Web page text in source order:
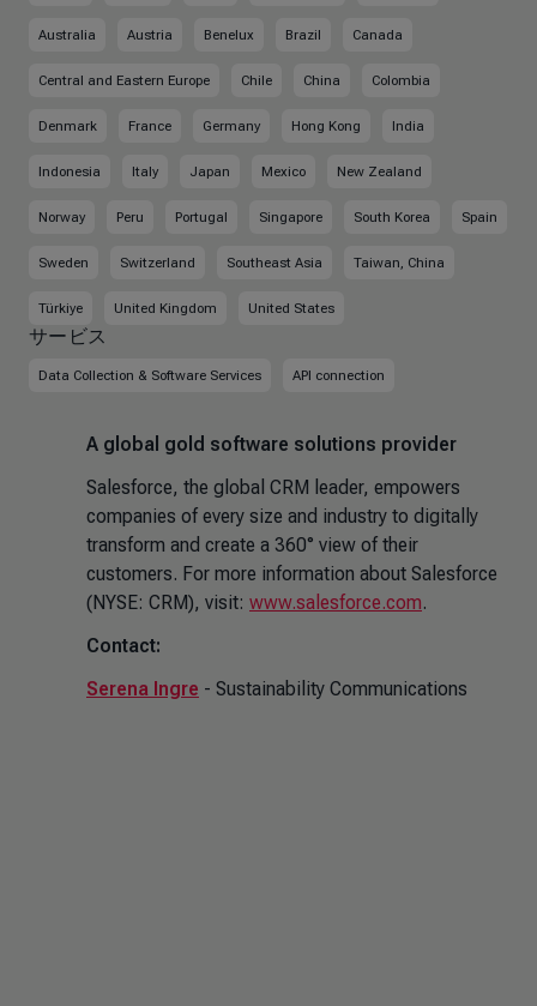
Australia Austria Benelux Brazil Canada
Central and Eastern Europe Chile China Colombia
Denmark France Germany Hong Kong India
Indonesia Italy Japan Mexico New Zealand
Norway Peru Portugal Singapore South Korea Spain
Sweden Switzerland Southeast Asia Taiwan, China
Türkiye United Kingdom United States
サービス
Data Collection & Software Services API connection
A global gold software solutions provider
Salesforce, the global CRM leader, empowers
companies of every size and industry to digitally
transform and create a 360° view of their
customers. For more information about Salesforce
(NYSE: CRM), visit: www.salesforce.com.
Contact:
Serena Ingre - Sustainability Communications